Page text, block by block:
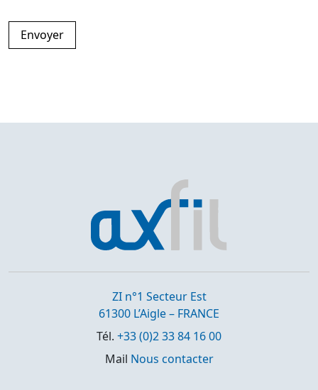
Envoyer
ZI n°1 Secteur Est
61300 L’Aigle – FRANCE
Tél. +33 (0)2 33 84 16 00
Mail Nous contacter